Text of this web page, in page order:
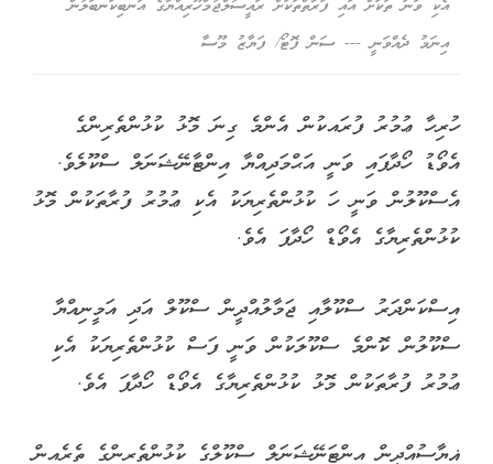
އެކި ވަނަ ތަކަށް އައި ފަރާތްތަކަށް ރައީސުލްޖުމްހޫރިއްޔާގެ އަނބިކަނބަލުން
އިނަމު ދެއްވަނީ --- ސަން ފޮޓޯ/ ފަޔާޒު މޫސާ
ހުރިހާ ޢުމުރު ފުރައކުން އެންމެ ގިނަ މޮޅު ކުޅުންތެރިންގެ
އެވޯޑު ހޯދާފައި ވަނީ އަޙްމަދިއްޔާ އިންޓާނޭޝަނަލް ސްކޫލެވެ.
އެސްކޫލުން ވަނީ ހަ ކުޅުންތެރިޔަކު އެކި ޢުމުރު ފުރާތަކުން މޮޅު
ކުޅުންތެރިޔާގެ އެވޯޑް ހޯދާފަ އެވެ.
އިސްކަންދަރު ސްކޫލާއި ޖަމާލުއްދީން ސްކޫލް އަދި އަމީނިއްޔާ
ސްކޫލުން ކޮންމެ ސްކޫލަކުން ވަނީ ފަސް ކުޅުންތެރިޔަކު އެކި
ޢުމުރު ފުރާތަކުން މޮޅު ކުޅުންތެރިޔާގެ އެވޯޑް ހޯދާފަ އެވެ.
ޣިޔާސުއްދީން އިންޓަނޭޝަނަލް ސްކޫލްގެ ކުޅުންތެރިންގެ ތެރެއިން